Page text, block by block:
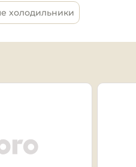
химчисток
холодильники